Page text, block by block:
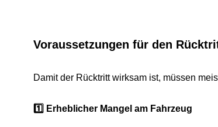
Voraussetzungen für den Rücktritt
Damit der Rücktritt wirksam ist, müssen meist
1️⃣ Erheblicher Mangel am Fahrzeug